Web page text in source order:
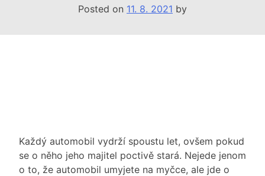
Posted on 11. 8. 2021 by
Každý automobil vydrží spoustu let, ovšem pokud
se o něho jeho majitel poctivě stará. Nejede jenom
o to, že automobil umyjete na myčce, ale jde o